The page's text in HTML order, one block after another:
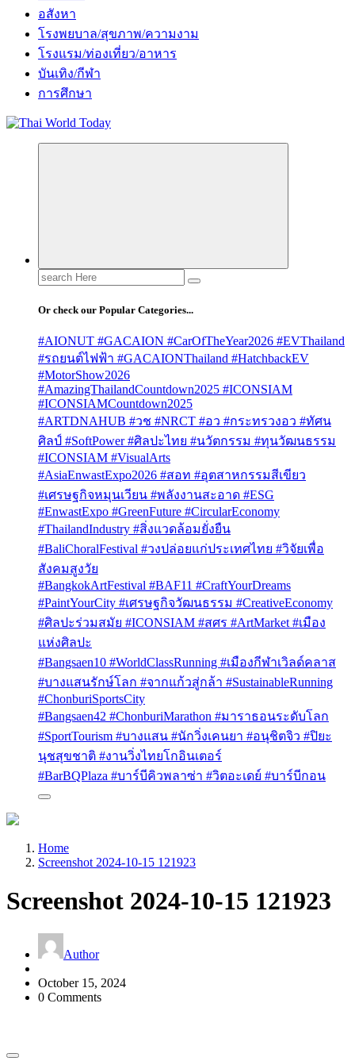
อสังหา
โรงพยบาล/สุขภาพ/ความงาม
โรงแรม/ท่องเที่ยว/อาหาร
บันเทิง/กีฬา
การศึกษา
Search
for:
Or check our Popular Categories...
#AIONUT #GACAION #CarOfTheYear2026 #EVThailand
#รถยนต์ไฟฟ้า #GACAIONThailand #HatchbackEV
#MotorShow2026
#AmazingThailandCountdown2025 #ICONSIAM
#ICONSIAMCountdown2025
#ARTDNAHUB #วช #NRCT #อว #กระทรวงอว #ทัศน
ศิลป์ #SoftPower #ศิลปะไทย #นวัตกรรม #ทุนวัฒนธรรม
#ICONSIAM #VisualArts
#AsiaEnwastExpo2026 #สอท #อุตสาหกรรมสีเขียว
#เศรษฐกิจหมุนเวียน #พลังงานสะอาด #ESG
#EnwastExpo #GreenFuture #CircularEconomy
#ThailandIndustry #สิ่งแวดล้อมยั่งยืน
#BaliChoralFestival #วงปล่อยแก่ประเทศไทย #วิจัยเพื่อ
สังคมสูงวัย
#BangkokArtFestival #BAF11 #CraftYourDreams
#PaintYourCity #เศรษฐกิจวัฒนธรรม #CreativeEconomy
#ศิลปะร่วมสมัย #ICONSIAM #สศร #ArtMarket #เมือง
แห่งศิลปะ
#Bangsaen10 #WorldClassRunning #เมืองกีฬาเวิลด์คลาส
#บางแสนรักษ์โลก #จากแก้วสู่กล้า #SustainableRunning
#ChonburiSportsCity
#Bangsaen42 #ChonburiMarathon #มาราธอนระดับโลก
#SportTourism #บางแสน #นักวิ่งเคนยา #อนุชิตจิว #ปิยะ
นุชสุขชาติ #งานวิ่งไทยโกอินเตอร์
#BarBQPlaza #บาร์บีคิวพลาซ่า #วิตอะเดย์ #บาร์บีกอน
Home
Screenshot 2024-10-15 121923
Screenshot 2024-10-15 121923
Author
October 15, 2024
0 Comments